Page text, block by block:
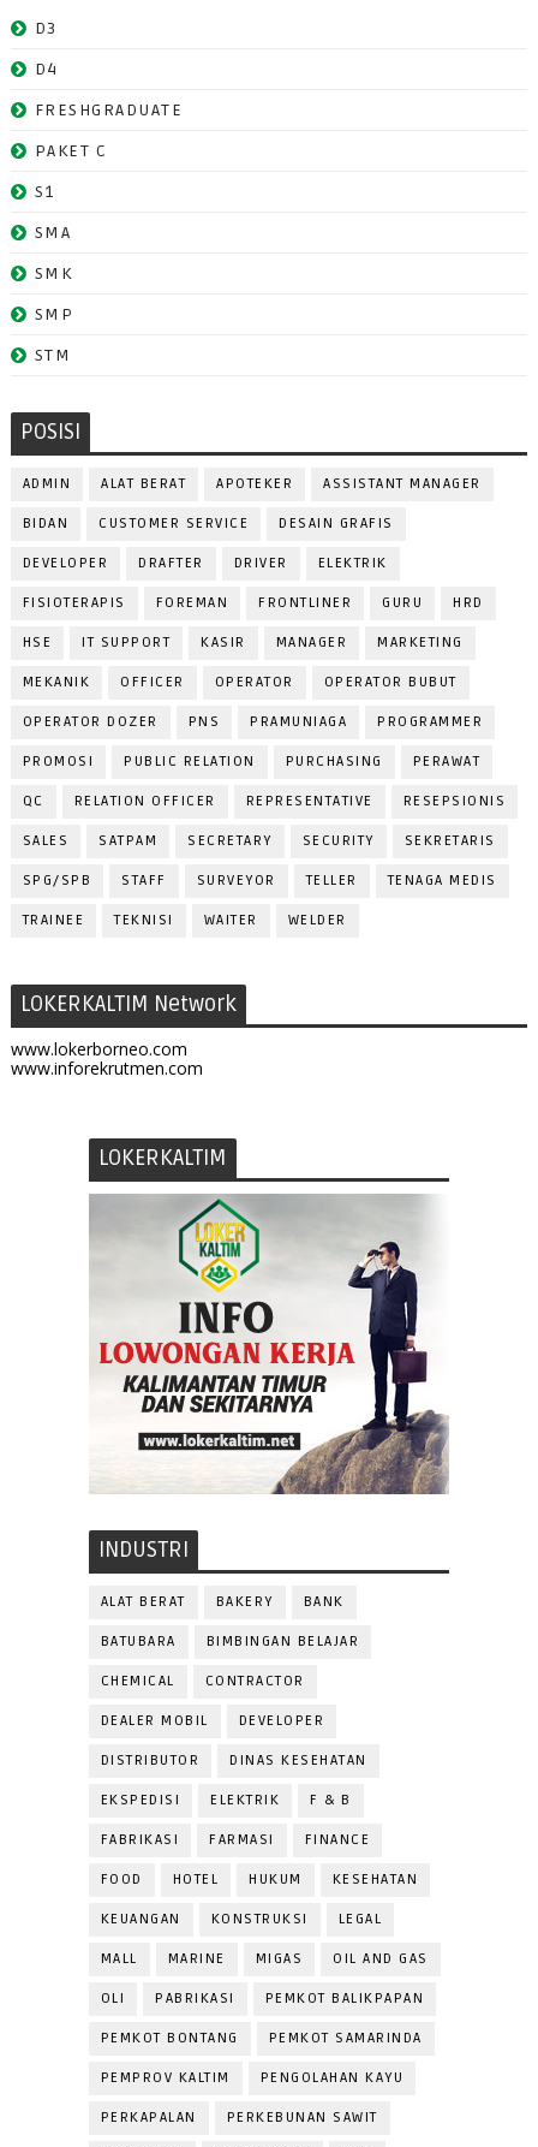
D3
D4
FRESHGRADUATE
PAKET C
S1
SMA
SMK
SMP
STM
POSISI
ADMIN ALAT BERAT APOTEKER ASSISTANT MANAGER
BIDAN CUSTOMER SERVICE DESAIN GRAFIS
DEVELOPER DRAFTER DRIVER ELEKTRIK
FISIOTERAPIS FOREMAN FRONTLINER GURU HRD
HSE IT SUPPORT KASIR MANAGER MARKETING
MEKANIK OFFICER OPERATOR OPERATOR BUBUT
OPERATOR DOZER PNS PRAMUNIAGA PROGRAMMER
PROMOSI PUBLIC RELATION PURCHASING PERAWAT
QC RELATION OFFICER REPRESENTATIVE RESEPSIONIS
SALES SATPAM SECRETARY SECURITY SEKRETARIS
SPG/SPB STAFF SURVEYOR TELLER TENAGA MEDIS
TRAINEE TEKNISI WAITER WELDER
LOKERKALTIM Network
www.lokerborneo.com
www.inforekrutmen.com
LOKERKALTIM
INDUSTRI
ALAT BERAT BAKERY BANK
BATUBARA BIMBINGAN BELAJAR
CHEMICAL CONTRACTOR
DEALER MOBIL DEVELOPER
DISTRIBUTOR DINAS KESEHATAN
EKSPEDISI ELEKTRIK F & B
FABRIKASI FARMASI FINANCE
FOOD HOTEL HUKUM KESEHATAN
KEUANGAN KONSTRUKSI LEGAL
MALL MARINE MIGAS OIL AND GAS
OLI PABRIKASI PEMKOT BALIKPAPAN
PEMKOT BONTANG PEMKOT SAMARINDA
PEMPROV KALTIM PENGOLAHAN KAYU
PERKAPALAN PERKEBUNAN SAWIT